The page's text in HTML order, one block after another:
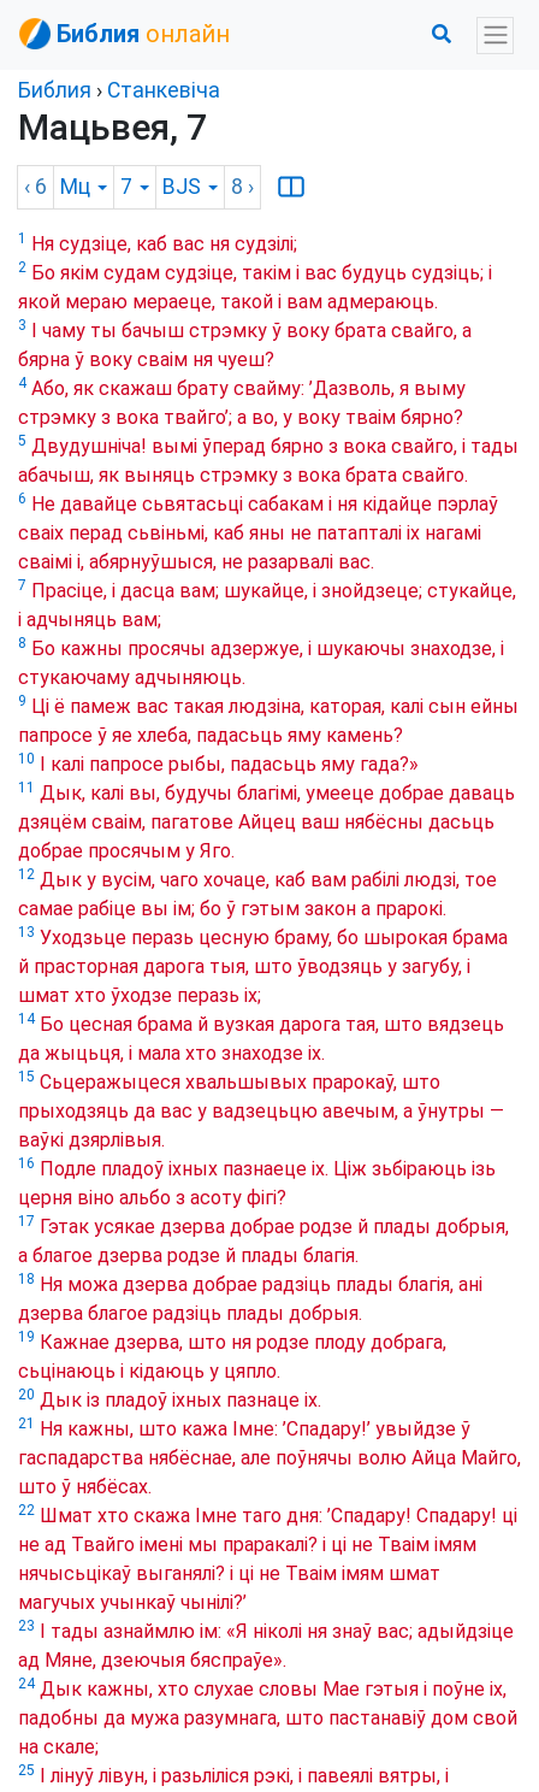
Библия онлайн
Библия › Станкевіча
Мацьвея, 7
‹ 6 Мц 7 BJS 8 ›
1 Ня судзіце, каб вас ня судзілі;
2 Бо якім судам судзіце, такім і вас будуць судзіць; і
якой мераю мераеце, такой і вам адмераюць.
3
І чаму ты бачыш стрэмку ў воку брата свайго, а
бярна ў воку сваім ня чуеш?
4 Або, як скажаш брату свайму: ’Дазволь, я выму
стрэмку з вока твайго’; а во, у воку тваім бярно?
5 Двудушніча! вымі ўперад бярно з вока свайго, і тады
абачыш, як выняць стрэмку з вока брата свайго.
6 Не давайце сьвятасьці сабакам і ня кідайце пэрлаў
сваіх перад сьвіньмі, каб яны не патапталі іх нагамі
сваімі і, абярнуўшыся, не разарвалі вас.
7 Прасіце, і дасца вам; шукайце, і знойдзеце; стукайце,
і адчыняць вам;
8 Бо кажны просячы адзержуе, і шукаючы знаходзе, і
стукаючаму адчыняюць.
9 Ці ё памеж вас такая людзіна, каторая, калі сын ейны
папросе ў яе хлеба, падасьць яму камень?
10 І калі папросе рыбы, падасьць яму гада?»
11 Дык, калі вы, будучы благімі, умееце добрае даваць
дзяцём сваім, пагатове Айцец ваш нябёсны дасьць
добрае просячым у Яго.
12 Дык у вусім, чаго хочаце, каб вам рабілі людзі, тое
самае рабіце вы ім; бо ў гэтым закон а прарокі.
13 Уходзьце перазь цесную браму, бо шырокая брама
й прасторная дарога тыя, што ўводзяць у загубу, і
шмат хто ўходзе перазь іх;
14 Бо цесная брама й вузкая дарога тая, што вядзець
да жыцьця, і мала хто знаходзе іх.
15 Сьцеражыцеся хвальшывых прарокаў, што
прыходзяць да вас у вадзецьцю авечым, а ўнутры —
ваўкі дзярлівыя.
16 Подле пладоў іхных пазнаеце іх. Ціж зьбіраюць ізь
церня віно альбо з асоту фігі?
17 Гэтак усякае дзерва добрае родзе й плады добрыя,
а благое дзерва родзе й плады благія.
18 Ня можа дзерва добрае радзіць плады благія, ані
дзерва благое радзіць плады добрыя.
19 Кажнае дзерва, што ня родзе плоду добрага,
сьцінаюць і кідаюць у цяпло.
20 Дык із пладоў іхных пазнаце іх.
21
Ня кажны, што кажа Імне: ’Спадару!’ увыйдзе ў
гаспадарства нябёснае, але поўнячы волю Айца Майго,
што ў нябёсах.
22 Шмат хто скажа Імне таго дня: ’Спадару! Спадару! ці
не ад Твайго імені мы праракалі? і ці не Тваім імям
нячысьцікаў выганялі? і ці не Тваім імям шмат
магучых учынкаў чынілі?’
23
І тады азнаймлю ім: «Я ніколі ня знаў вас; адыйдзіце
ад Мяне, дзеючыя бяспраўе».
24 Дык кажны, хто слухае словы Мае гэтыя і поўне іх,
падобны да мужа разумнага, што пастанавіў дом свой
на скале;
25
І лінуў лівун, і разьліліся рэкі, і павеялі вятры, і